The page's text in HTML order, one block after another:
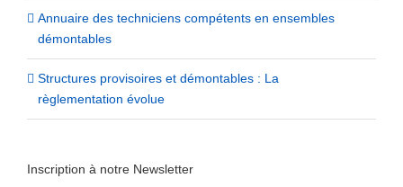
Annuaire des techniciens compétents en ensembles
démontables
Structures provisoires et démontables : La
règlementation évolue
Inscription à notre Newsletter